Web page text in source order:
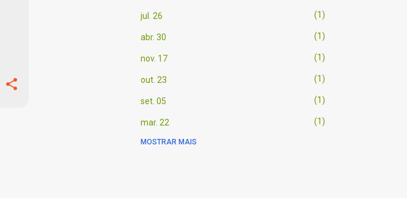
jul. 26 1
abr. 30 1
nov. 17 1
out. 23 1
set. 05 1
mar. 22 1
mar. 21
MOSTRAR MAIS